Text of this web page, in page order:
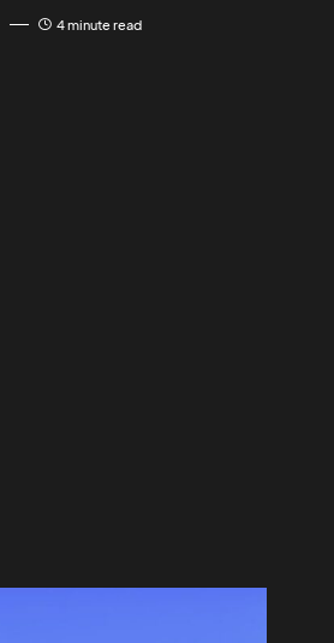
4 minute read